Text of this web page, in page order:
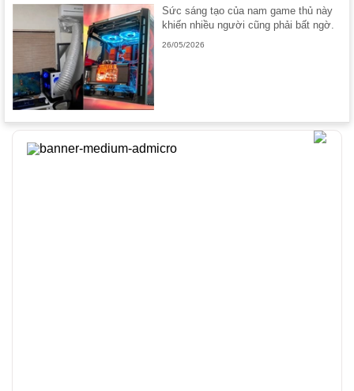
Sức sáng tạo của nam game thủ này
khiến nhiều người cũng phải bất ngờ.
26/05/2026